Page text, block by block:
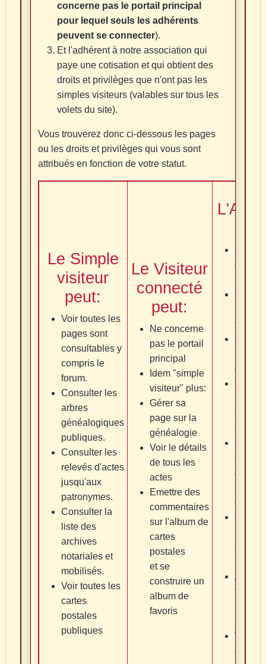
concerne pas le portail principal
pour lequel seuls les adhérents
peuvent se connecter).
Et l'adhérent à notre association qui
paye une cotisation et qui obtient des
droits et privilèges que n'ont pas les
simples visiteurs (valables sur tous les
volets du site).
Vous trouverez donc ci-dessous les pages
ou les droits et privilèges qui vous sont
attribués en fonction de votre statut.
Le Simple
visiteur
peut:
Voir toutes les
pages sont
consultables y
compris le
forum.
Consulter les
arbres
généalogiques
publiques.
Consulter les
relevés d'actes
jusqu'aux
patronymes.
Consulter la
liste des
archives
notariales et
mobilisés.
Voir toutes les
cartes
postales
publiques
Le Visiteur
connecté
peut:
Ne concerne
pas le portail
principal
Idem "simple
visiteur" plus:
Gérer sa
page sur la
généalogie
Voir le détails
de tous les
actes
Emettre des
commentaires
sur l'album de
cartes
postales
et se
construire un
album de
favoris
forum
Créer
écrire
articles
gérer
arbre
en
ses
Voir
des